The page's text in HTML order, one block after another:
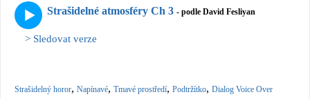
Strašidelné atmosféry Ch 3 - podle David Fesliyan
> Sledovat verze
Strašidelný horor, Napínavé, Tmavé prostředí, Podtržítko, Dialog Voice Over